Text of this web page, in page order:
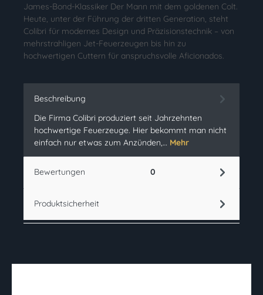
James-Bond-Klassiker Der Mann mit dem goldenen Colt.
Heute, unter der Führung der dritten Generation, steht
Colibri für modernes Design und Präzisionstechnik – von
mehrstrahligen Jet-Feuerzeugen bis hin zu
hochwertigen Cuttern für anspruchsvolle Aficionados.
Beschreibung
Die Firma Colibri produziert seit Jahrzehnten
hochwertige Feuerzeuge. Hier bekommt man nicht
einfach nur etwas zum Anzünden,… Mehr
Bewertungen 0
Produktsicherheit